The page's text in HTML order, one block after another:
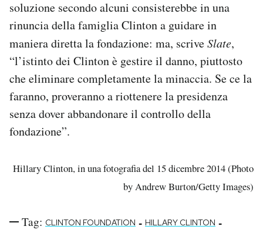
soluzione secondo alcuni consisterebbe in una
rinuncia della famiglia Clinton a guidare in
maniera diretta la fondazione: ma, scriveSlate,
“l’istinto dei Clinton è gestire il danno, piuttosto
che eliminare completamente la minaccia. Se ce la
faranno, proveranno a riottenere la presidenza
senza dover abbandonare il controllo della
fondazione”.
Hillary Clinton, in una fotografia del 15 dicembre 2014 (Photo
by Andrew Burton/Getty Images)
Tag: CLINTON FOUNDATION - HILLARY CLINTON -